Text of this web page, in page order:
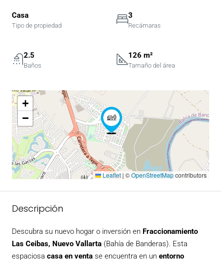
Casa
Tipo de propiedad
3
Recámaras
2.5
Baños
126 m²
Tamaño del área
+
−
Leaflet | ©OpenStreetMapcontributors
Descripción
Descubra su nuevo hogar o inversión en Fraccionamiento
Las Ceibas, Nuevo Vallarta (Bahía de Banderas). Esta
espaciosa casa en venta se encuentra en un entorno